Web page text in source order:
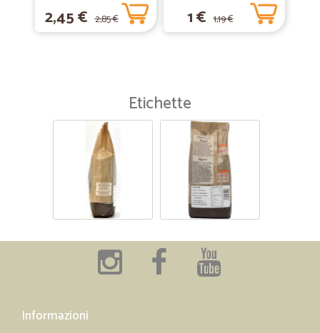
2,45 € 2,85 € 1 € 1,19 €
Etichette
Informazioni